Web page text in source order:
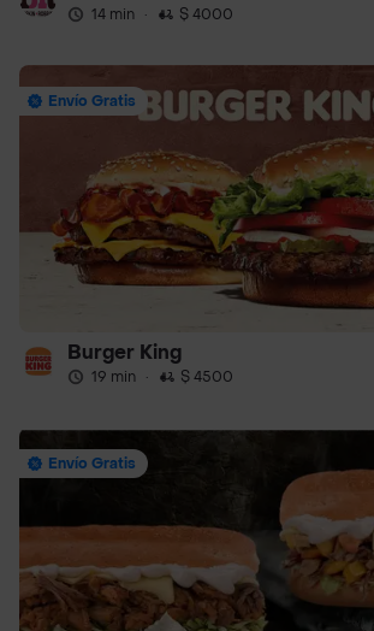
14 min · $ 4000
Envío Gratis
Burger King
19 min · $ 4500
Envío Gratis